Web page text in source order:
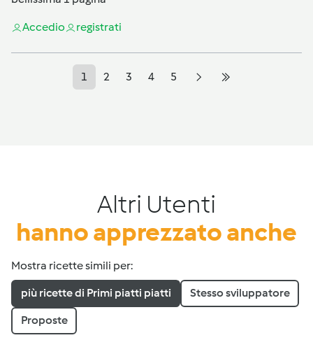
Accedio registrati
1 2 3 4 5
Altri Utenti
hanno apprezzato anche
Mostra ricette simili per:
più ricette di Primi piatti piatti Stesso sviluppatore
Proposte